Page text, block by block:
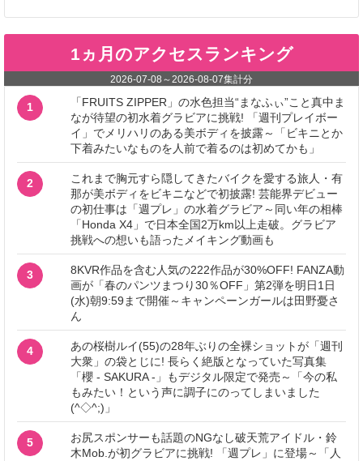
1ヵ月のアクセスランキング
2026-07-08 ～2026-08-07集計分
1
「FRUITS ZIPPER」の水色担当“まなふぃ”こと真中ま
なが待望の初水着グラビアに挑戦! 「週刊プレイボー
イ」でメリハリのある美ボディを披露～「ビキニとか
下着みたいなものを人前で着るのは初めてかも」
2
これまで胸元すら隠してきたバイクを愛する旅人・有
那が美ボディをビキニなどで初披露! 芸能界デビュー
の初仕事は「週プレ」の水着グラビア～同い年の相棒
「Honda X4」で日本全国2万km以上走破。グラビア
挑戦への想いも語ったメイキング動画も
3
8KVR作品を含む人気の222作品が30%OFF! FANZA動
画が「春のパンツまつり30％OFF」第2弾を明日1日
(水)朝9:59まで開催～キャンペーンガールは田野憂さ
ん
4
あの桜樹ルイ(55)の28年ぶりの全裸ショットが「週刊
大衆」の袋とじに! 長らく絶版となっていた写真集
「櫻 - SAKURA -」もデジタル限定で発売～「今の私
もみたい！という声に調子にのってしまいました
(^◇^;)」
5
お尻スポンサーも話題のNGなし破天荒アイドル・鈴
木Mob.が初グラビアに挑戦! 「週プレ」に登場～「人